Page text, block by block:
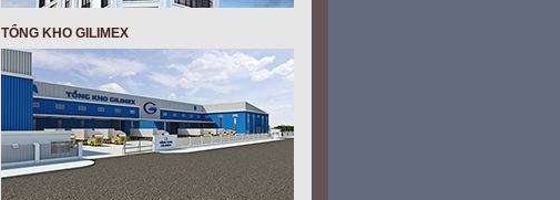
TỔNG KHO GILIMEX